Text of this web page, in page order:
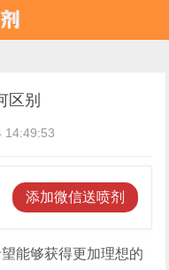
区别
14:49:53
添加微信送喷剂
能够获得更加理想的